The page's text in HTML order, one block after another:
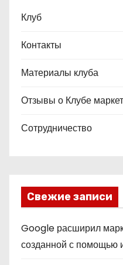
Клуб
Контакты
Материалы клуба
Отзывы о Клубе
Сотрудничество
Свежие записи
Google расширил
созданной с помощью